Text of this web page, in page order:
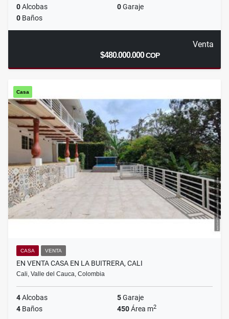
0Alcobas 0Garaje
0 Baños
Venta
$480.000.000COP
Casa
CASA VENTA
EN VENTA CASA EN LA BUITRERA, CALI
Cali, Valle del Cauca, Colombia
4Alcobas 5Garaje
4 Baños 450Área m2